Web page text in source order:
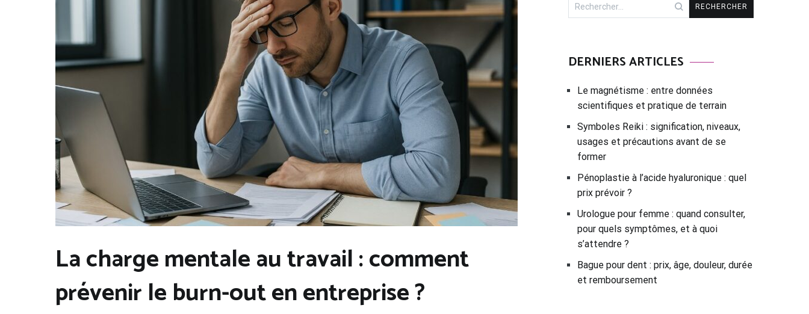
La charge mentale au travail : comment
prévenir le burn-out en entreprise ?
DERNIERS ARTICLES
Le magnétisme : entre données
scientifiques et pratique de terrain
Symboles Reiki : signification, niveaux,
usages et précautions avant de se
former
Pénoplastie à l’acide hyaluronique : quel
prix prévoir ?
Urologue pour femme : quand consulter,
pour quels symptômes, et à quoi
s’attendre ?
Bague pour dent : prix, âge, douleur, durée
et remboursement